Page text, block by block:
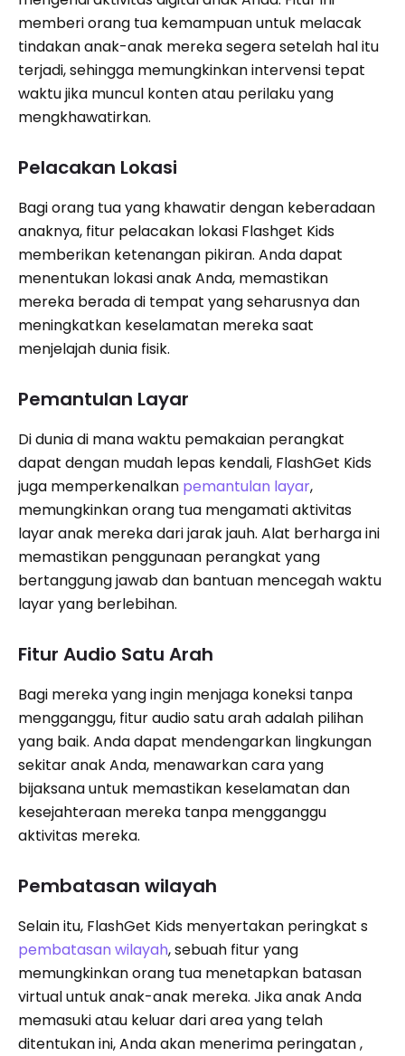
memberi orang tua kemampuan untuk melacak
tindakan anak-anak mereka segera setelah hal itu
terjadi, sehingga memungkinkan intervensi tepat
waktu jika muncul konten atau perilaku yang
mengkhawatirkan.
Pelacakan Lokasi
Bagi orang tua yang khawatir dengan keberadaan
anaknya, fitur pelacakan lokasi Flashget Kids
memberikan ketenangan pikiran. Anda dapat
menentukan lokasi anak Anda, memastikan
mereka berada di tempat yang seharusnya dan
meningkatkan keselamatan mereka saat
menjelajah dunia fisik.
Pemantulan Layar
Di dunia di mana waktu pemakaian perangkat
dapat dengan mudah lepas kendali, FlashGet Kids
juga memperkenalkan pemantulan layar,
memungkinkan orang tua mengamati aktivitas
layar anak mereka dari jarak jauh. Alat berharga ini
memastikan penggunaan perangkat yang
bertanggung jawab dan bantuan mencegah waktu
layar yang berlebihan.
Fitur Audio Satu Arah
Bagi mereka yang ingin menjaga koneksi tanpa
mengganggu, fitur audio satu arah adalah pilihan
yang baik. Anda dapat mendengarkan lingkungan
sekitar anak Anda, menawarkan cara yang
bijaksana untuk memastikan keselamatan dan
kesejahteraan mereka tanpa mengganggu
aktivitas mereka.
Pembatasan wilayah
Selain itu, FlashGet Kids menyertakan peringkat s
pembatasan wilayah, sebuah fitur yang
memungkinkan orang tua menetapkan batasan
virtual untuk anak-anak mereka. Jika anak Anda
memasuki atau keluar dari area yang telah
ditentukan ini, Anda akan menerima peringatan ,